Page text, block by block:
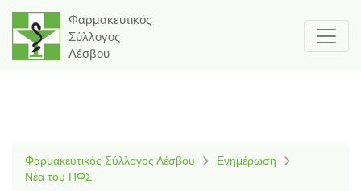
Φαρμακευτικός
Σύλλογος
Λέσβου
Φαρμακευτικός Σύλλογος Λέσβου
Ενημέρωση
Νέα του ΠΦΣ